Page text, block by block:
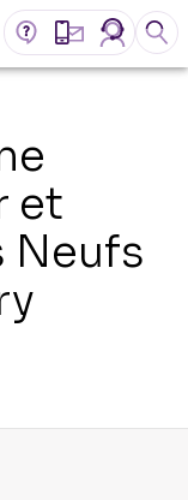
et
Neufs